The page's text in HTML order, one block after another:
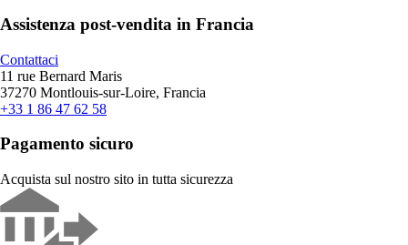
Assistenza post-vendita in Francia
Contattaci
11 rue Bernard Maris
37270 Montlouis-sur-Loire, Francia
+33 1 86 47 62 58
Pagamento sicuro
Acquista sul nostro sito in tutta sicurezza